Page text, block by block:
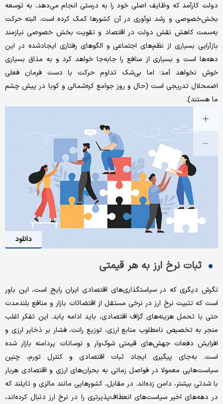
دولت کارآمد که وظایف اصلی خود را به درستی انجام می‌دهد، به توسعه
بخش‌خصوصی و رشد نوآوری در آن کشورها کمک کرده است. البته حرکت
به‌سمت کاهش نقش دولت در اقتصاد و تقویت بخش خصوصی نیازمند
بازآرایی بسیاری از نظم‌های اجتماعی و الگوهای رفتاری ایجادشده در این
دهه‌ها است و بسیاری از منافع را جابه‌جا خواهد کرد و به مذاق بسیاری
خوش نخواهد آمد؛ اما بی‌شک تداوم حرکت با دست فرمان فعلی
اضمحلال تدریجی است (حال و روز جوامع کره‌شمالی و کوبا در پیش چشم
ما هستند).
دانلود
ثبات نرخ ارز به هر قیمتی
نگرش دیگری که در سیاستگذاری‌های اقتصادی ایران رایج است، این باور
است که تثبیت نرخ ارز در نرخی مستقل از اقتضائات بازار و منافع بلندمدت
حتی با تحمل هزینه‌های گزاف اقتصادی، باید ادامه یابد. این تفکر اغلب
منجر به تخصیص نامطلوب منابع ارزی، توزیع رانت، فشار بر ذخایر ارزی و
افزایش دفعات جهش‌های قیمتی شوک‌وار و نوسانات پردامنه‌ بازار شده
است. به‌جای پیگیری ایجاد ثبات اقتصادی و کنترل تورم، چنین
سیاست‌هایی معمولا در فواصل زمانی به بحران‌های ارزی و اقتصادی هربار
با شدتی بیشتر، دامن زده‌اند. در مقابل، کشورهایی مانند مالزی و تایلند که
در دهه‌های اخیر سیاست‌های انعطاف‌پذیرتری را در نرخ ارز دنبال کرده‌اند،